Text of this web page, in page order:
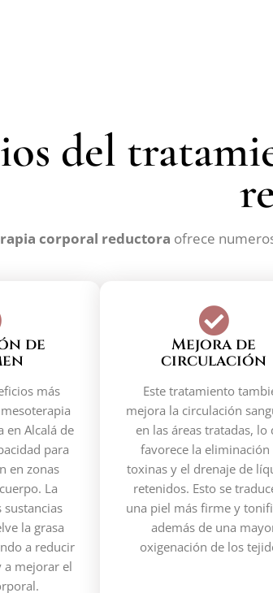
del
corporal reductora ofrece
de
más
en Alcalá de
para
en zonas
La
sustancias
la grasa
a reducir
a mejorar el
Mejora de
circulación
Este tratamiento
mejora la circulación
en las áreas tratadas, lo
favorece la eliminación
toxinas y el drenaje de
retenidos. Esto se
una piel más firme y
además de una
oxigenación de los